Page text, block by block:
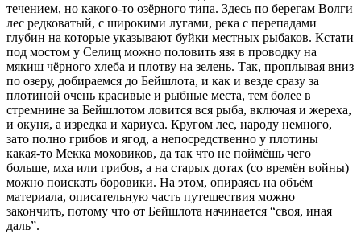
течением, но какого-то озёрного типа. Здесь по берегам Волги
лес редковатый, с широкими лугами, река с перепадами
глубин на которые указывают буйки местных рыбаков. Кстати
под мостом у Селищ можно половить язя в проводку на
мякиш чёрного хлеба и плотву на зелень. Так, проплывая вниз
по озеру, добираемся до Бейшлота, и как и везде сразу за
плотиной очень красивые и рыбные места, тем более в
стремнине за Бейшлотом ловится вся рыба, включая и жереха,
и окуня, а изредка и хариуса. Кругом лес, народу немного,
зато полно грибов и ягод, а непосредственно у плотины
какая-то Мекка моховиков, да так что не поймёшь чего
больше, мха или грибов, а на старых дотах (со времён войны)
можно поискать боровики. На этом, опираясь на объём
материала, описательную часть путешествия можно
закончить, потому что от Бейшлота начинается “своя, иная
даль”.